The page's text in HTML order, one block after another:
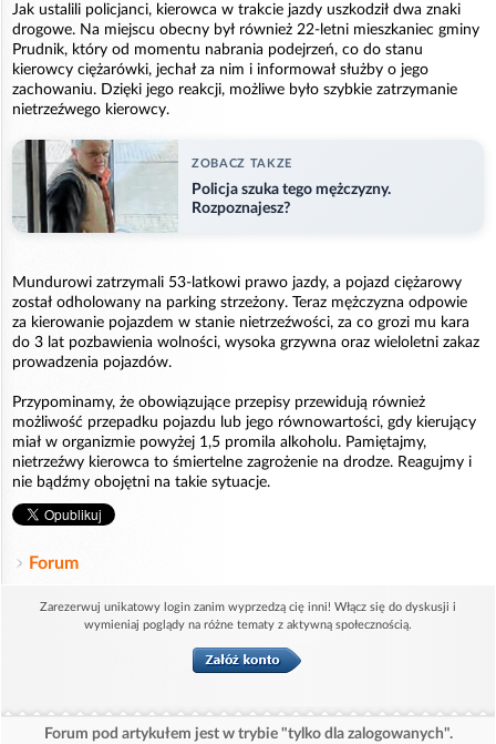
Jak ustalili policjanci, kierowca w trakcie jazdy uszkodził dwa znaki
drogowe. Na miejscu obecny był również 22-letni mieszkaniec gminy
Prudnik, który od momentu nabrania podejrzeń, co do stanu
kierowcy ciężarówki, jechał za nim i informował służby o jego
zachowaniu. Dzięki jego reakcji, możliwe było szybkie zatrzymanie
nietrzeźwego kierowcy.
ZOBACZ TAKZE
Policja szuka tego mężczyzny.
Rozpoznajesz?
Mundurowi zatrzymali 53-latkowi prawo jazdy, a pojazd ciężarowy
został odholowany na parking strzeżony. Teraz mężczyzna odpowie
za kierowanie pojazdem w stanie nietrzeźwości, za co grozi mu kara
do 3 lat pozbawienia wolności, wysoka grzywna oraz wieloletni zakaz
prowadzenia pojazdów.
Przypominamy, że obowiązujące przepisy przewidują również
możliwość przepadku pojazdu lub jego równowartości, gdy kierujący
miał w organizmie powyżej 1,5 promila alkoholu. Pamiętajmy,
nietrzeźwy kierowca to śmiertelne zagrożenie na drodze. Reagujmy i
nie bądźmy obojętni na takie sytuacje.
Forum
Zarezerwuj unikatowy login zanim wyprzedzą cię inni! Włącz się do dyskusji i
wymieniaj poglądy na różne tematy z aktywną społecznością.
Forum pod artykułem jest w trybie "tylko dla zalogowanych".